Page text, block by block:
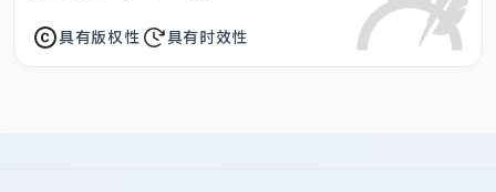
具有版权性 具有时效性